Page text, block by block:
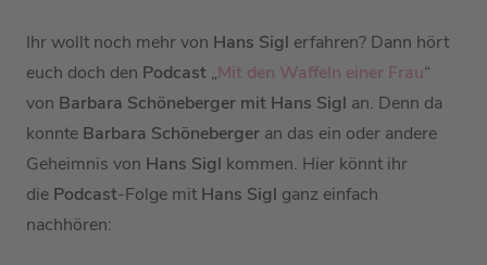
Ihr wollt noch mehr von Hans Sigl erfahren? Dann hört
euch doch den Podcast „Mit den Waffeln einer Frau“
von Barbara Schöneberger mit Hans Sigl an. Denn da
konnte Barbara Schöneberger an das ein oder andere
Geheimnis von Hans Sigl kommen. Hier könnt ihr
die Podcast-Folge mit Hans Sigl ganz einfach
nachhören: